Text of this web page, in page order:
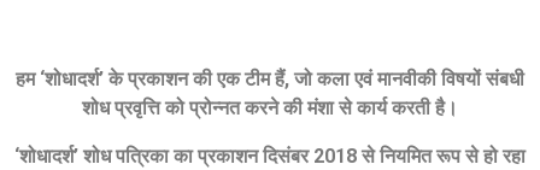
हम ‘शोधादर्श’ के प्रकाशन की एक टीम हैं, जो कला एवं मानवीकी विषयों संबधी
शोध प्रवृत्ति को प्रोन्नत करने की मंशा से कार्य करती है।
‘शोधादर्श’ शोध पत्रिका का प्रकाशन दिसंबर 2018 से नियमित रूप से हो रहा